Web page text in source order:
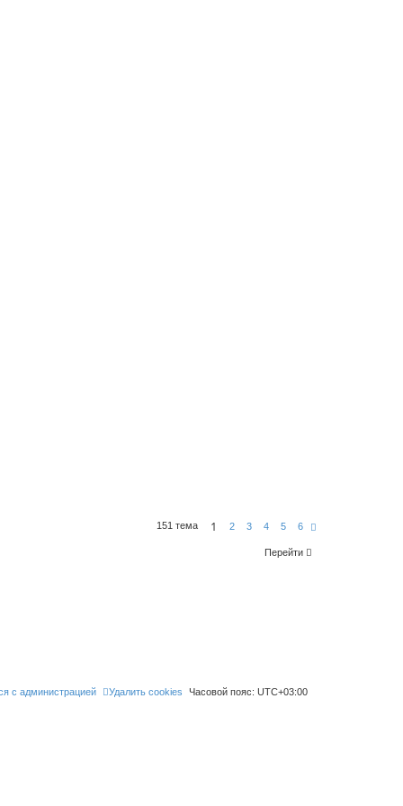
151 тема 1 2 3 4 5 6
Перейти
Часовой пояс: UTC+03:00
Удалить cookies
с администрацией